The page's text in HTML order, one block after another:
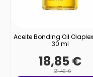
Aceite Bonding Oil Olaplex
30 ml
18,85 €
21,42 €